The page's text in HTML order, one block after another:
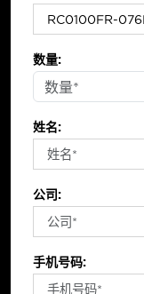
数量:
姓名:
公司:
手机号码: